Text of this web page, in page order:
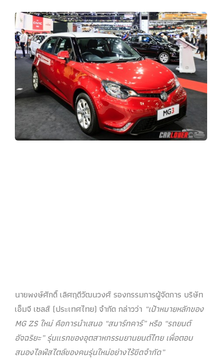
นายพงษ์ศักดิ์ เลิศฤดีวัฒนวงศ์ รองกรรมการผู้จัดการ บริษัท
เอ็มจี เซลส์ (ประเทศไทย) จำกัด กล่าวว่า “เป้าหมายหลักของ
MG ZS ใหม่ คือการนำเสนอ “สมาร์ทคาร์” หรือ “รถยนต์
อัจฉริยะ” รุ่นแรกของอุตสาหกรรมยานยนต์ไทย เพื่อตอบ
สนองไลฟ์สไตล์ของคนรุ่นใหม่อย่างไร้ขีดจำกัด”